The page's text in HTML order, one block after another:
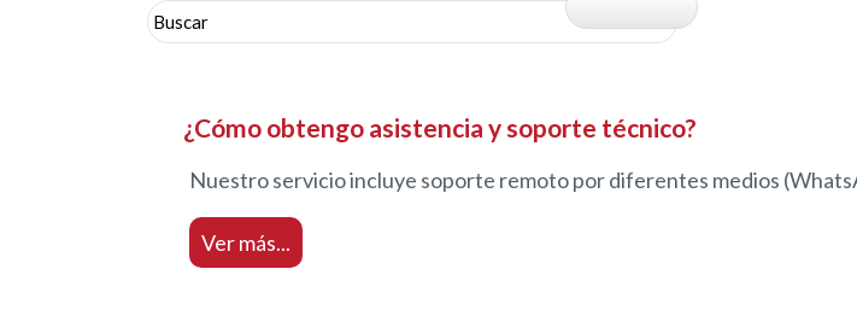
¿Cómo obtengo asistencia y soporte técnico?
Nuestro servicio incluye soporte remoto por diferentes medios
Ver más...